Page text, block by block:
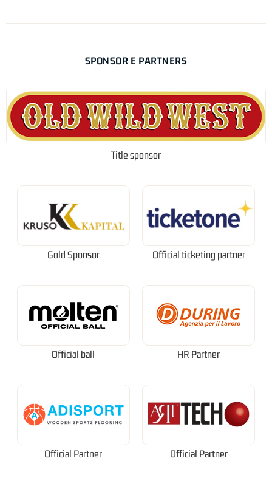
SPONSOR E PARTNERS
Title sponsor
Gold Sponsor Official ticketing partner
Official ball HR Partner
Official Partner Official Partner